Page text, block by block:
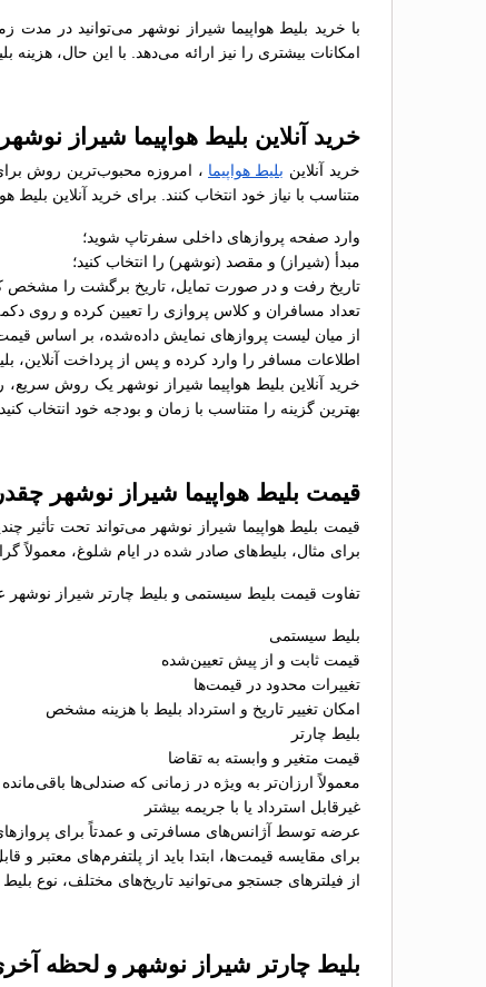
با خرید بلیط هواپیما شیراز نوشهر می‌توانید در
امکانات بیشتری را نیز ارائه می‌دهد. با این حال،
خرید آنلاین بلیط هواپیما شیراز
خرید آنلاین بلیط هواپیما ، امروزه محبوب‌ترین روش
متناسب با نیاز خود انتخاب کنند. برای خرید آنلاین
وارد صفحه پروازهای داخلی سفرتاپ شوید؛
مبدأ (شیراز) و مقصد (نوشهر) را انتخاب کنید؛
تاریخ رفت و در صورت تمایل، تاریخ برگشت را مشخص
تعداد مسافران و کلاس پروازی را تعیین کرده و روی
از میان لیست پروازهای نمایش داده‌شده، بر اساس
اطلاعات مسافر را وارد کرده و پس از پرداخت آنلاین،
خرید آنلاین بلیط هواپیما شیراز نوشهر یک روش
بهترین گزینه را متناسب با زمان و بودجه خود انتخاب کنید.
قیمت بلیط هواپیما شیراز نوشهر
قیمت بلیط هواپیما شیراز نوشهر می‌تواند تحت تأثیر
برای مثال، بلیط‌های صادر شده در ایام شلوغ، معمولاً
تفاوت قیمت بلیط سیستمی و بلیط چارتر شیراز نوشهر
بلیط سیستمی
قیمت ثابت و از پیش تعیین‌شده
تغییرات محدود در قیمت‌ها
امکان تغییر تاریخ و استرداد بلیط با هزینه مشخص
بلیط چارتر
قیمت متغیر و وابسته به تقاضا
معمولاً ارزان‌تر به ویژه در زمانی که صندلی‌ها باقی‌مانده
غیرقابل استرداد یا با جریمه بیشتر
عرضه توسط آژانس‌های مسافرتی و عمدتاً برای
برای مقایسه قیمت‌ها، ابتدا باید از پلتفرم‌های معتبر و
از فیلترهای جستجو می‌توانید تاریخ‌های مختلف، نوع
بلیط چارتر شیراز نوشهر و لحظه